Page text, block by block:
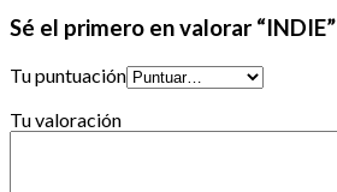
Sé el primero en valorar “INDIE”
Tu puntuación
Tu valoración